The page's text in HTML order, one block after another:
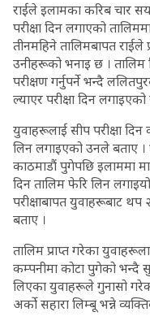
राईले इलामका करिब चार
परीक्षा दिन लगाएको
तीनमहिने तालिमबापत
उनीहरूको भनाइ छ । तालिम
परीक्षण गर्नुपर्ने भन्दै
ल्याएर परीक्षा दिन
युवाहरूलाई सीप परीक्षा
लिन लगाइएको उनले बताए ।
काठमाडौं पुगेपछि इलाममा
दिन तालिम फेरि लिन
परीक्षाबापत युवाहरूबाट
बताए ।
तालिम प्राप्त गरेका
कम्पनीमा कोटा पुगेको भन्दै
लिएका युवाहरूले गुनासो
अर्को सहारा लिम्बू भन्ने